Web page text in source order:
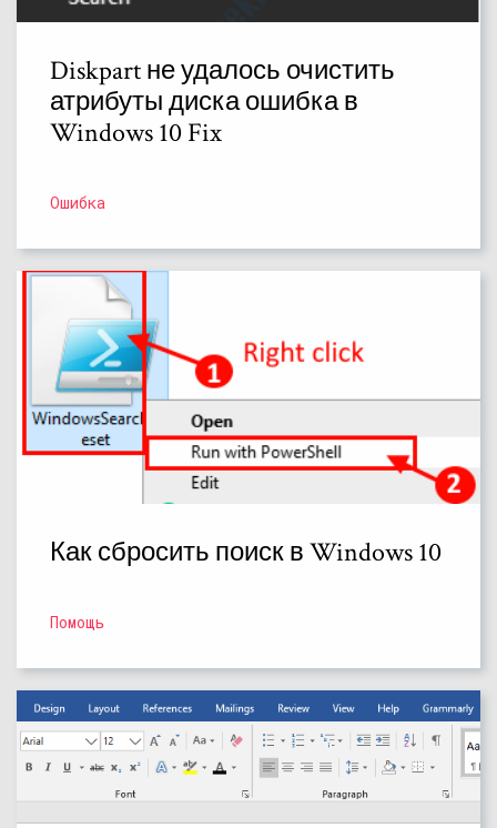
Diskpart не удалось очистить
атрибуты диска ошибка в
Windows 10 Fix
Ошибка
Как сбросить поиск в Windows 10
Помощь